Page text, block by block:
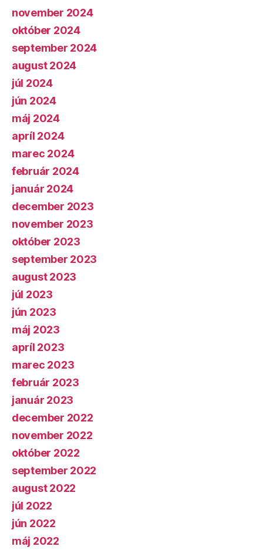
november 2024
október 2024
september 2024
august 2024
júl 2024
jún 2024
máj 2024
apríl 2024
marec 2024
február 2024
január 2024
december 2023
november 2023
október 2023
september 2023
august 2023
júl 2023
jún 2023
máj 2023
apríl 2023
marec 2023
február 2023
január 2023
december 2022
november 2022
október 2022
september 2022
august 2022
júl 2022
jún 2022
máj 2022